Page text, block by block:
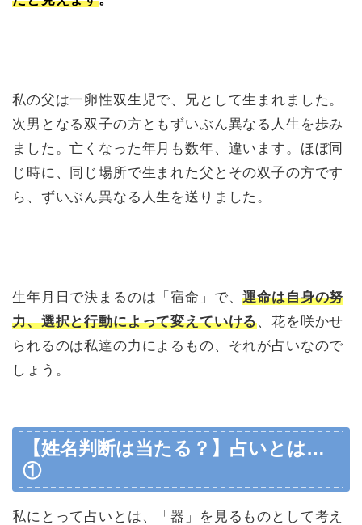
私の父は一卵性双生児で、兄として生まれました。
次男となる双子の方ともずいぶん異なる人生を歩み
ました。亡くなった年月も数年、違います。ほぼ同
じ時に、同じ場所で生まれた父とその双子の方です
ら、ずいぶん異なる人生を送りました。
生年月日で決まるのは「宿命」で、運命は自身の努
力、選択と行動によって変えていける、花を咲かせ
られるのは私達の力によるもの、それが占いなので
しょう。
【姓名判断は当たる？】占いとは…
①
私にとって占いとは、「器」を見るものとして考え